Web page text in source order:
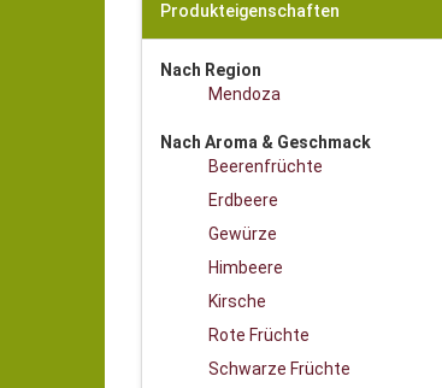
Produkteigenschaften
Nach Region
Mendoza
Nach Aroma & Geschmack
Beerenfrüchte
Erdbeere
Gewürze
Himbeere
Kirsche
Rote Früchte
Schwarze Früchte